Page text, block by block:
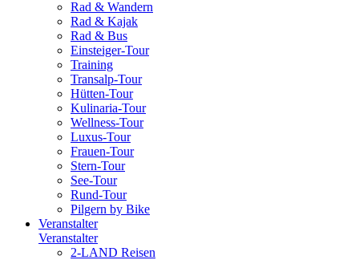
Rad & Wandern
Rad & Kajak
Rad & Bus
Einsteiger-Tour
Training
Transalp-Tour
Hütten-Tour
Kulinaria-Tour
Wellness-Tour
Luxus-Tour
Frauen-Tour
Stern-Tour
See-Tour
Rund-Tour
Pilgern by Bike
Veranstalter
Veranstalter
2-LAND Reisen